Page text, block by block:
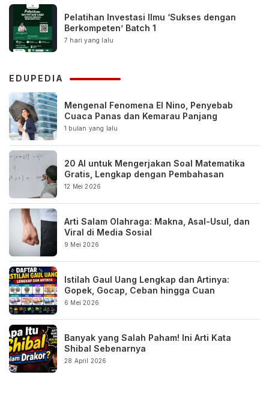
Pelatihan Investasi Ilmu ‘Sukses dengan
Berkompeten’ Batch 1
7 hari yang lalu
EDUPEDIA
Mengenal Fenomena El Nino, Penyebab
Cuaca Panas dan Kemarau Panjang
1 bulan yang lalu
20 AI untuk Mengerjakan Soal Matematika
Gratis, Lengkap dengan Pembahasan
12 Mei 2026
Arti Salam Olahraga: Makna, Asal-Usul, dan
Viral di Media Sosial
9 Mei 2026
Istilah Gaul Uang Lengkap dan Artinya:
Gopek, Gocap, Ceban hingga Cuan
6 Mei 2026
Banyak yang Salah Paham! Ini Arti Kata
Shibal Sebenarnya
28 April 2026